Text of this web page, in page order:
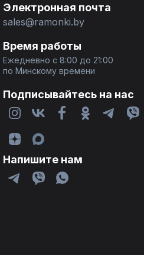
Электронная почта
sales@ramonki.by
Время работы
Ежедневно с 8:00 до 21:00
по Минскому времени
Подписывайтесь на нас
Напишите нам